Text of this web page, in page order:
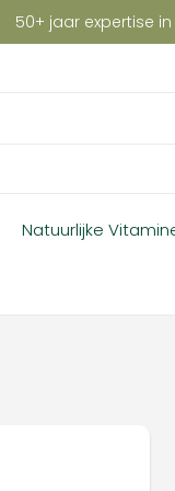
50+ jaar expertise
Natuurlijke